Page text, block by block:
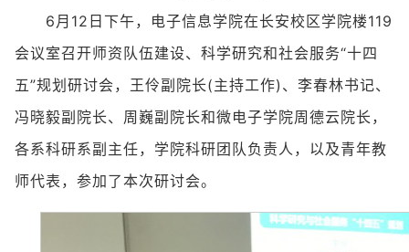
6月12日下午，电子信息学院在长安校区学院楼119
会议室召开师资队伍建设、科学研究和社会服务“十四
五”规划研讨会，王伶副院长(主持工作)、李春林书记、
冯晓毅副院长、周巍副院长和微电子学院周德云院长，
各系科研系副主任，学院科研团队负责人，以及青年教
师代表，参加了本次研讨会。